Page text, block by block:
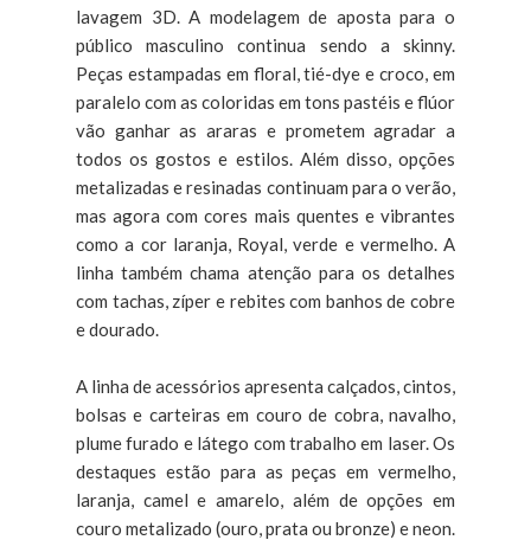
lavagem 3D. A modelagem de aposta para o
público masculino continua sendo a skinny.
Peças estampadas em floral, tié-dye e croco, em
paralelo com as coloridas em tons pastéis e flúor
vão ganhar as araras e prometem agradar a
todos os gostos e estilos. Além disso, opções
metalizadas e resinadas continuam para o verão,
mas agora com cores mais quentes e vibrantes
como a cor laranja, Royal, verde e vermelho. A
linha também chama atenção para os detalhes
com tachas, zíper e rebites com banhos de cobre
e dourado.
A linha de acessórios apresenta calçados, cintos,
bolsas e carteiras em couro de cobra, navalho,
plume furado e látego com trabalho em laser. Os
destaques estão para as peças em vermelho,
laranja, camel e amarelo, além de opções em
couro metalizado (ouro, prata ou bronze) e neon.